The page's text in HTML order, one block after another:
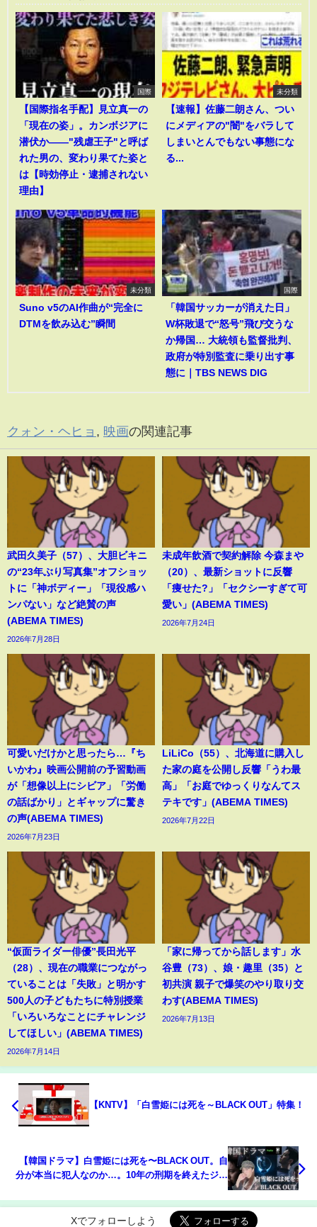
国際
【国際指名手配】見立真一の
「現在の姿」。カンボジアに
潜伏か――"残虐王子"と呼ば
れた男の、変わり果てた姿と
は【時効停止・逮捕されない
理由】
未分類
【速報】佐藤二朗さん、つい
にメディアの"闇"をバラして
しまいとんでもない事態にな
る...
未分類
Suno v5のAI作曲が“完全に
DTMを飲み込む”瞬間
国際
「韓国サッカーが消えた日」
W杯敗退で“怒号”飛び交うな
か帰国… 大統領も監督批判、
政府が特別監査に乗り出す事
態に｜TBS NEWS DIG
クォン・ヘヒョ , 映画の関連記事
武田久美子（57）、大胆ビキニ
の“23年ぶり写真集”オフショッ
トに「神ボディー」「現役感ハ
ンパない」など絶賛の声
(ABEMA TIMES)
2026年7月28日
未成年飲酒で契約解除 今森まや
（20）、最新ショットに反響
「痩せた?」「セクシーすぎて可
愛い」(ABEMA TIMES)
2026年7月24日
可愛いだけかと思ったら…『ち
いかわ』映画公開前の予習動画
が「想像以上にシビア」「労働
の話ばかり」とギャップに驚き
の声(ABEMA TIMES)
2026年7月23日
LiLiCo（55）、北海道に購入し
た家の庭を公開し反響「うわ最
高」「お庭でゆっくりなんてス
テキです」(ABEMA TIMES)
2026年7月22日
“仮面ライダー俳優”長田光平
（28）、現在の職業につながっ
ていることは「失敗」と明かす
500人の子どもたちに特別授業
「いろいろなことにチャレンジ
してほしい」(ABEMA TIMES)
2026年7月14日
「家に帰ってから話します」水
谷豊（73）、娘・趣里（35）と
初共演 親子で爆笑のやり取り交
わす(ABEMA TIMES)
2026年7月13日
【KNTV】「白雪姫には死を～BLACK OUT」特集！
【韓国ドラマ】白雪姫には死を〜BLACK OUT。自
分が本当に犯人なのか…。10年の刑期を終えたジョ
Xでフォローしよう